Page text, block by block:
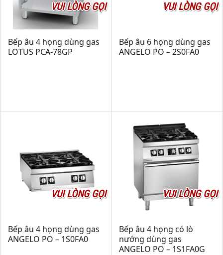
VUI LÒNG GỌI
Bếp âu 4 họng dùng gas
LOTUS PCA-78GP
VUI LÒNG GỌI
Bếp âu 6 họng dùng gas
ANGELO PO – 2S0FA0
VUI LÒNG GỌI
Bếp âu 4 họng dùng gas
ANGELO PO – 1S0FA0
VUI LÒNG GỌI
Bếp âu 4 họng có lò
nướng dùng gas
ANGELO PO – 1S1FA0G